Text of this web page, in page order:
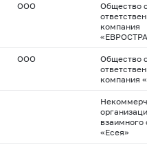
ООО
Общество
компания
ООО
Общество
компания
взаимного
«Есея»